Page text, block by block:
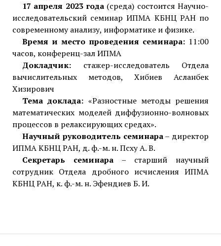
17 апреля 2023 года (среда) состоится Научно-
исследовательский семинар ИПМА КБНЦ РАН по
современному анализу, информатике и физике.
Время и место проведения семинара: 11:00
часов, конференц-зал ИПМА
Докладчик:стажер-исследователь Отдела
вычислительных методов, Хибиев Асланбек
Хизирович
Тема доклада: «Разностные методы решения
математических моделей диффузионно-волновых
процессов в релаксирующих средах».
Научный руководитель семинара– директор
ИПМА КБНЦ РАН, д. ф.-м. н. Псху А. В.
Секретарь семинара– старший научный
сотрудник Отдела дробного исчисления ИПМА
КБНЦ РАН, к. ф.-м. н. Эфендиев Б. И.